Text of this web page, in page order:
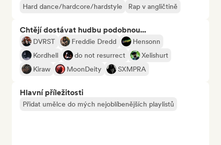
Hard dance/hardcore/hardstyle Rap v angličtině
Chtějí dostávat hudbu podobnou...
DVRST Freddie Dredd
Hensonn
Kordhell
do not resurrect
Xelishurt
Kiraw
MoonDeity SXMPRA
Hlavní příležitosti
Přidat umělce do mých nejoblíbenějších playlistů